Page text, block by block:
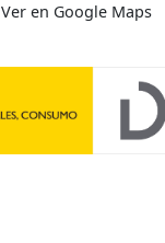
Ver en Google Maps